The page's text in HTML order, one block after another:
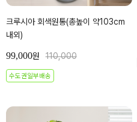
크루시아 회색원통(총높이 약103cm
내외)
99,000원 110,000
수도권일부배송